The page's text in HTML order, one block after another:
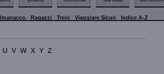
Ragazzi Treni Viaggiare Sicuri Indice A-Z
U V W X Y Z